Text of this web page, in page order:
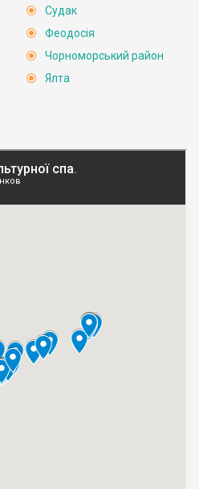
Судак
Феодосія
Чорноморський район
Ялта